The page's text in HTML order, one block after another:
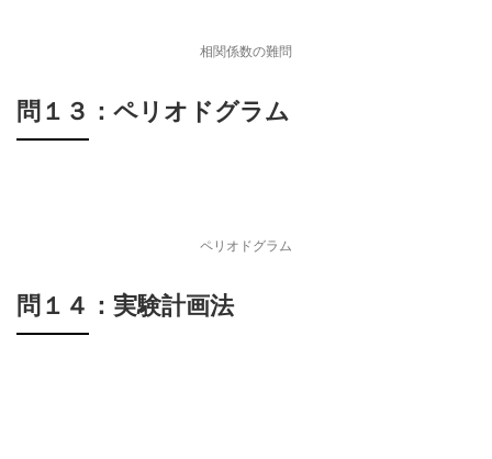
相関係数の難問
問１３：ペリオドグラム
ペリオドグラム
問１４：実験計画法